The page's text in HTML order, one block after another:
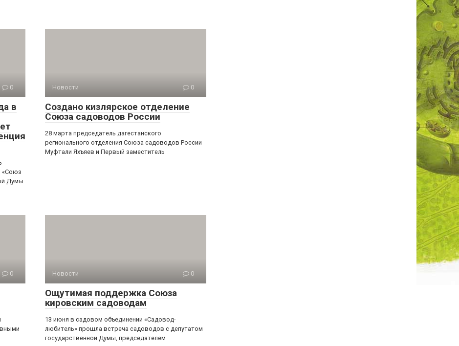
0
в
«Союз
Думы
Новости 0
Создано кизлярское отделение
Союза садоводов России
28 марта председатель дагестанского
регионального отделения Союза садоводов России
Муфтали Яхъяев и Первый заместитель
0 Новости 0
Ощутимая поддержка Союза
кировским садоводам
13 июня в садовом объединении «Садовод-
любитель» прошла встреча садоводов с депутатом
государственной Думы, председателем